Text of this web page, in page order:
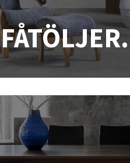
FÅTÖLJER.